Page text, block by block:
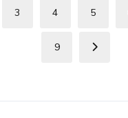
Page
3
Page
4
Page
5
Page
9